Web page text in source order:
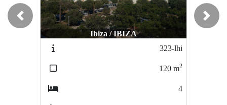
Ibiza / IBIZA
Ibiza / IBIZA
8614
280m
Previous Next